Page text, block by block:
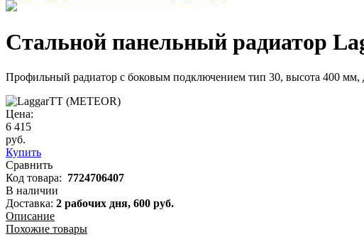
Стальной панельный радиатор
Профильный радиатор с боковым подключением тип 30, высота 400 мм,
Цена:
6 415
руб.
Купить
Сравнить
Код товара: 7724706407
В наличии
Доставка: 2 рабочих дня, 600 руб.
Описание
Похожие товары